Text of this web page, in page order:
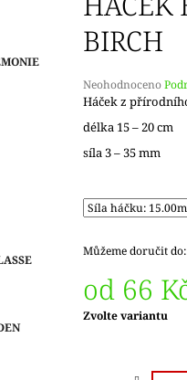
BIRCH
Průměrné
hodnocení
je
0,0
hvězdiček.
Neohodnoceno
Háček z
délka 15 – 20 cm
síla 3 – 35 mm
Můžeme doručit do:
od 66
Měrná
Zvolte variantu